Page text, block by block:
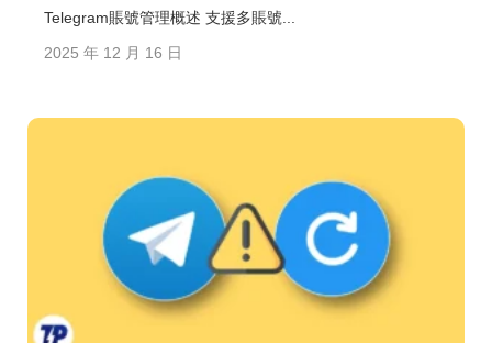
Telegram賬號管理概述 支援多賬號...
2025 年 12 月 16 日